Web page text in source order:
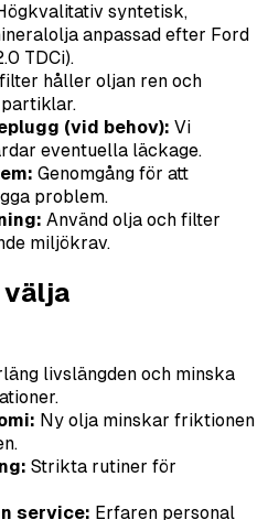
syntetisk,
anpassad efter Ford
TDCi).
håller oljan ren och
(vid behov): Vi
eventuella läckage.
Genomgång för att
problem.
Använd olja och filter
miljökrav.
välja
livslängden och minska
Ny olja minskar friktionen
Strikta rutiner för
service: Erfaren personal